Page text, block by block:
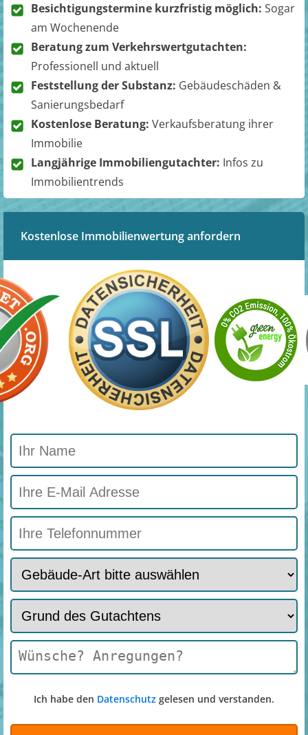
Besichtigungstermine kurzfristig möglich: Sogar
am Wochenende
Beratung zum Verkehrswertgutachten:
Professionell und aktuell
Feststellung der Substanz: Gebäudeschäden &
Sanierungsbedarf
Kostenlose Beratung: Verkaufsberatung ihrer
Immobilie
Langjährige Immobiliengutachter: Infos zu
Immobilientrends
Kostenlose Immobilienwertung anfordern
Ich habe den Datenschutz gelesen und verstanden.